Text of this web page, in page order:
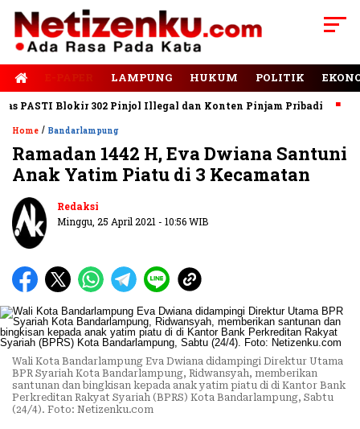
LAMPUNG HUKUM POLITIK
Blokir 302 Pinjol Illegal dan Konten Pinjam Pribadi
Home / Bandarlampung
Ramadan 1442 H, Eva Dwiana Santuni
Anak Yatim Piatu di 3 Kecamatan
Redaksi
Minggu, 25 April 2021 - 10:56 WIB
Wali Kota Bandarlampung Eva Dwiana didampingi Direktur Utama
BPR Syariah Kota Bandarlampung, Ridwansyah, memberikan
santunan dan bingkisan kepada anak yatim piatu di di Kantor Bank
Perkreditan Rakyat Syariah (BPRS) Kota Bandarlampung, Sabtu
(24/4). Foto: Netizenku.com